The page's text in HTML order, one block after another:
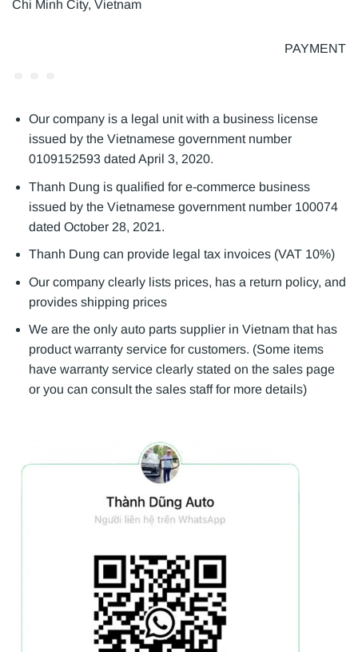
Chi Minh City, Vietnam
PAYMENT
Our company is a legal unit with a business license
issued by the Vietnamese government number
0109152593 dated April 3, 2020.
Thanh Dung is qualified for e-commerce business
issued by the Vietnamese government number 100074
dated October 28, 2021.
Thanh Dung can provide legal tax invoices (VAT 10%)
Our company clearly lists prices, has a return policy, and
provides shipping prices
We are the only auto parts supplier in Vietnam that has
product warranty service for customers. (Some items
have warranty service clearly stated on the sales page
or you can consult the sales staff for more details)